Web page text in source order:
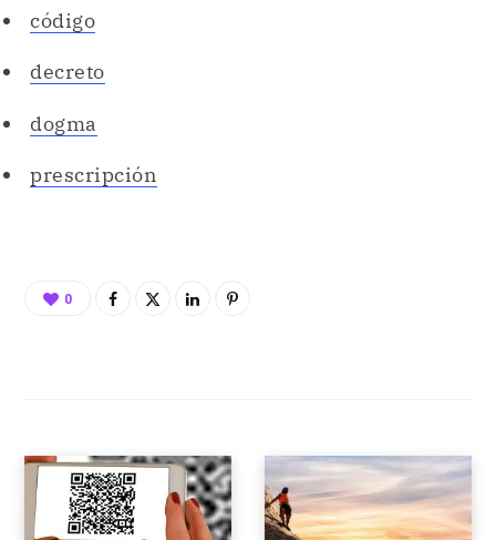
código
decreto
dogma
prescripción
0